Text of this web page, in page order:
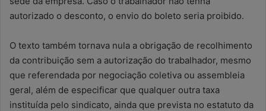
autorizado o desconto, o envio do boleto seria proibido.
O texto também tornava nula a obrigação de recolhimento
da contribuição sem a autorização do trabalhador, mesmo
que referendada por negociação coletiva ou assembleia
geral, além de especificar que qualquer outra taxa
instituída pelo sindicato, ainda que prevista no estatuto da